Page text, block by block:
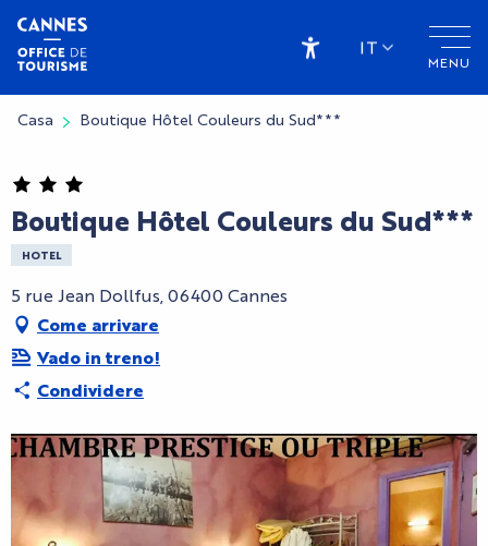
Aller
contenu
principal
MENU
Accessibilité
IT
Casa Boutique Hôtel Couleurs du Sud***
Boutique Hôtel Couleurs du Sud***
HOTEL
5 rue Jean Dollfus, 06400 Cannes
Come arrivare
Vado in treno!
Condividere